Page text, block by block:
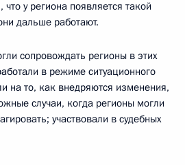
у региона появляется такой
дальше работают.
сопровождать регионы в этих
в режиме ситуационного
на то, как внедряются изменения,
случаи, когда регионы могли
участвовали в судебных